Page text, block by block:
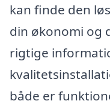
kan finde den
din økonomi og
rigtige
både er